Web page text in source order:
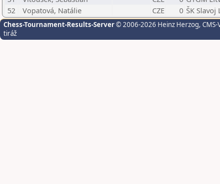
52
Vopatová, Natálie CZE 0 ŠK
Chess-Tournament-Results-Server© 2006-2026 Heinz Herzog,
tiráž